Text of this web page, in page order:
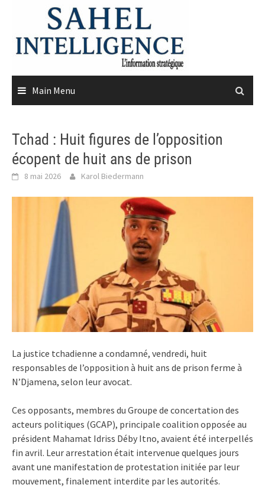
content
Main Menu
Tchad : Huit figures de l’opposition
écopent de huit ans de prison
8 mai 2026 Karol Biedermann
La justice tchadienne a condamné, vendredi, huit
responsables de l’opposition à huit ans de prison ferme à
N’Djamena, selon leur avocat.
Ces opposants, membres du Groupe de concertation des
acteurs politiques (GCAP), principale coalition opposée au
président Mahamat Idriss Déby Itno, avaient été interpellés
fin avril. Leur arrestation était intervenue quelques jours
avant une manifestation de protestation initiée par leur
mouvement, finalement interdite par les autorités.